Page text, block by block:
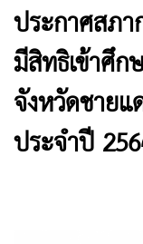
ประกาศสภา
มีสิทธิเข้าศึก
จังหวัดชาย
ประจำปี